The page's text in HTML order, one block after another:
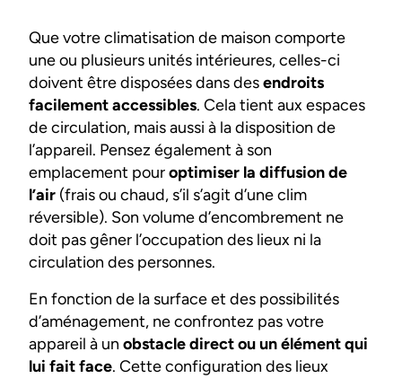
Que votre climatisation de maison comporte
une ou plusieurs unités intérieures, celles-ci
doivent être disposées dans desendroits
facilement accessibles. Cela tient aux espaces
de circulation, mais aussi à la disposition de
l’appareil. Pensez également à son
emplacement pouroptimiser la diffusion de
l’air (frais ou chaud, s’il s’agit d’une clim
réversible). Son volume d’encombrement ne
doit pas gêner l’occupation des lieux ni la
circulation des personnes.
En fonction de la surface et des possibilités
d’aménagement, ne confrontez pas votre
appareil à un obstacle direct ou un élément qui
lui fait face. Cette configuration des lieux